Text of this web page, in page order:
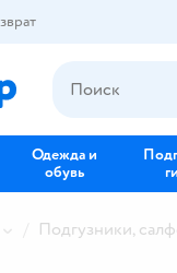
Одежда и
обувь
Подгузники,